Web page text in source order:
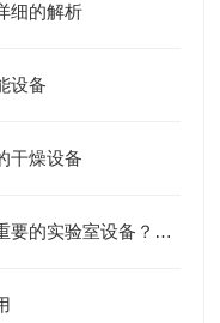
细的解析
设备
干燥设备
为什么说实验室冻干机是一种非常重要的实验室设备？以下内容为您揭晓